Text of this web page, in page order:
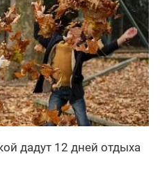
дадут 12 дней отдыха